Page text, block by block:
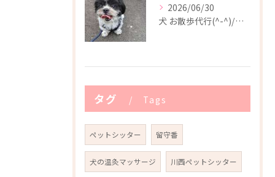
2026/06/30
犬 お散歩代行(^-^)/川西市
タグ Tags
ペットシッター 留守番
犬の温灸マッサージ 川西ペットシッター